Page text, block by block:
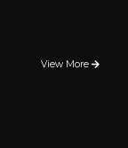
View More